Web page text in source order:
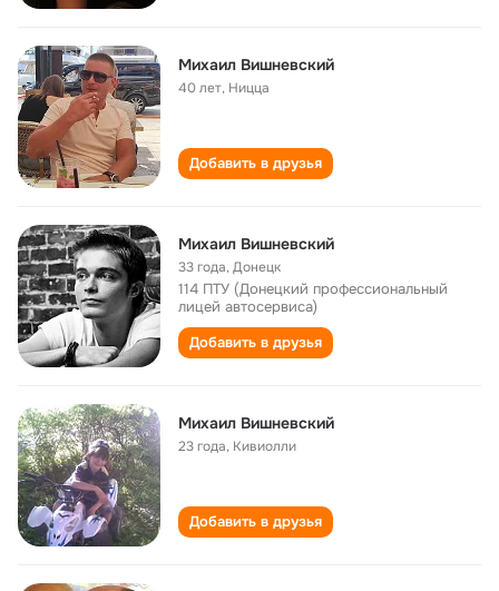
Михаил Вишневский
40 лет, Ницца
Добавить в друзья
Михаил Вишневский
33 года,Донецк
114 ПТУ (Донецкий профессиональный
лицей автосервиса)
Добавить в друзья
Михаил Вишневский
23 года, Кивиолли
Добавить в друзья